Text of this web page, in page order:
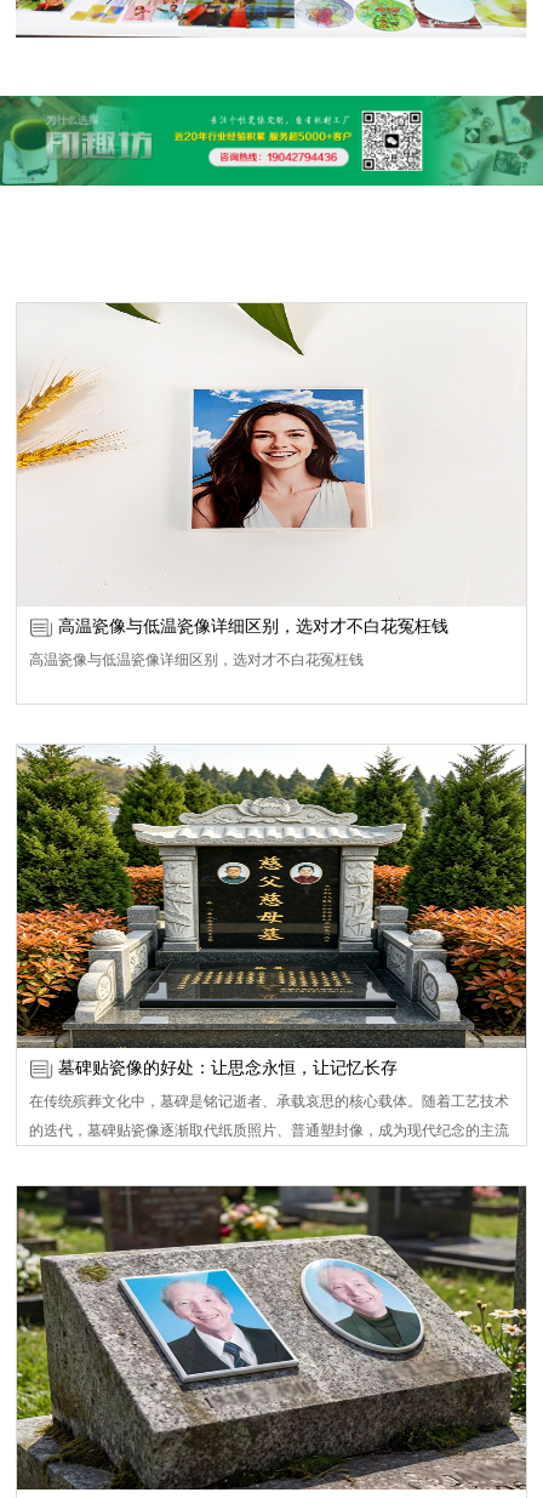
高温瓷像与低温瓷像详细区别，选对才不白花冤枉钱
高温瓷像与低温瓷像详细区别，选对才不白花冤枉钱
墓碑贴瓷像的好处：让思念永恒，让记忆长存
在传统殡葬文化中，墓碑是铭记逝者、承载哀思的核心载体。随着工艺技术
的迭代，墓碑贴瓷像逐渐取代纸质照片、普通塑封像，成为现代纪念的主流
既是对先人的庄重缅怀，也是家族情感传承的重要纽带。广州印趣坊瓷像定
制深耕高温瓷像工艺多年，用专业技术与贴心服务，为无数家庭留存永恒思
念，彰显墓碑瓷像独特价值。